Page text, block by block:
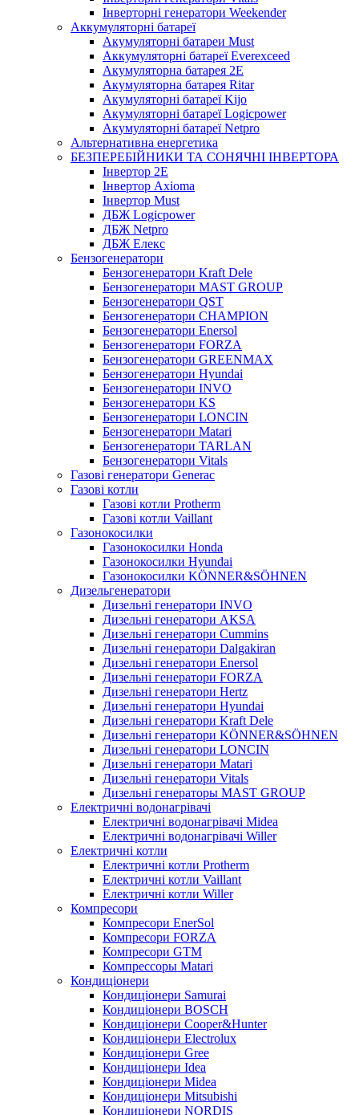
Інверторні генератори Weekender
Аккумуляторні батареї
Акумуляторні батареи Must
Аккумуляторні батареї Everexceed
Акумуляторна батарея 2E
Акумуляторна батарея Ritar
Акумуляторні батареї Kijo
Акумуляторні батареї Logicpower
Акумуляторні батареї Netpro
Альтернативна енергетика
БЕЗПЕРЕБІЙНИКИ ТА СОНЯЧНІ ІНВЕРТОРА
Інвертор 2E
Інвертор Axioma
Інвертор Must
ДБЖ Logicpower
ДБЖ Netpro
ДБЖ Елекс
Бензогенератори
Бензогенератори Kraft Dele
Бензогенератори MAST GROUP
Бензогенератори QST
Бензогенератори CHAMPION
Бензогенератори Enersol
Бензогенератори FORZA
Бензогенератори GREENMAX
Бензогенератори Hyundai
Бензогенератори INVO
Бензогенератори KS
Бензогенератори LONCIN
Бензогенератори Matari
Бензогенератори TARLAN
Бензогенератори Vitals
Газові генератори Generac
Газові котли
Газові котли Protherm
Газові котли Vaillant
Газонокосилки
Газонокосилки Honda
Газонокосилки Hyundai
Газонокосилки KÖNNER&SÖHNEN
Дизельгенератори
Дизельні генератори INVO
Дизельні генератори AKSA
Дизельні генератори Cummins
Дизельні генератори Dalgakiran
Дизельні генератори Enersol
Дизельні генератори FORZA
Дизельні генератори Hertz
Дизельні генератори Hyundai
Дизельні генератори Kraft Dele
Дизельні генератори KÖNNER&SÖHNEN
Дизельні генератори LONCIN
Дизельні генератори Matari
Дизельні генератори Vitals
Дизельні генераторы MAST GROUP
Електричні водонагрівачі
Електричні водонагрівачі Midea
Електричні водонагрівачі Willer
Електричні котли
Електричні котли Protherm
Електричні котли Vaillant
Електричні котли Willer
Компресори
Компресори EnerSol
Компресори FORZA
Компресори GTM
Компрессоры Matari
Кондиціонери
Кондиціонери Samurai
Кондиціонери BOSCH
Кондиціонери Cooper&Hunter
Кондиціонери Electrolux
Кондиціонери Gree
Кондиціонери Idea
Кондиціонери Midea
Кондиціонери Mitsubishi
Кондиціонери NORDIS